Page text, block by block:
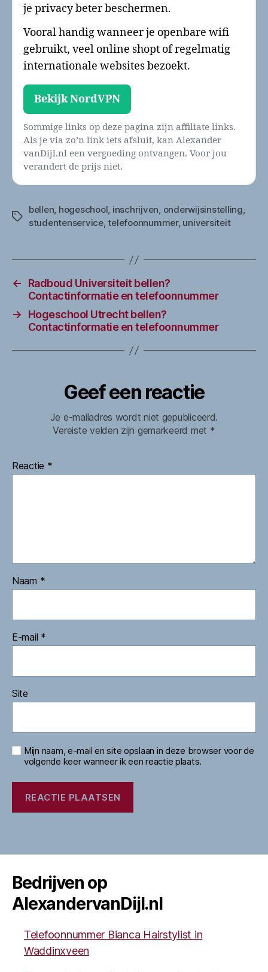
je privacy beter beschermen.
Vooral handig wanneer je openbare wifi
gebruikt, veel online shopt of regelmatig
internationale websites bezoekt.
Bekijk NordVPN
Sommige links op deze pagina zijn affiliate links.
Als je via zo’n link iets afsluit, kan Alexander
vanDijl.nl een vergoeding ontvangen. Voor jou
verandert de prijs niet.
Tags
bellen, hogeschool, inschrijven, onderwijsinstelling,
studentenservice,telefoonnummer, universiteit
←
Radboud Universiteit bellen?
Contactinformatie en telefoonnummer
→
Hogeschool Utrecht bellen?
Contactinformatie en telefoonnummer
Geef een reactie
Je e-mailadres wordt niet gepubliceerd.
Vereiste velden zijn gemarkeerd met *
Reactie *
Naam *
E-mail *
Site
Mijn naam, e-mail en site opslaan in deze browser voor de
volgende keer wanneer ik een reactie plaats.
Bedrijven op
AlexandervanDijl.nl
Telefoonnummer Bianca Hairstylist in
Waddinxveen